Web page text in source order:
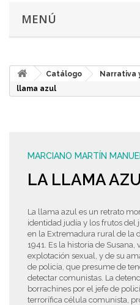
MENÚ
Catálogo Narrativa
llama azul
MARCIANO MARTÍN
LA LLAMA
La llama azul es un retrato
identidad judía y los frutos
en la Extremadura rural de la
1941. Es la historia de
explotación sexual, y de su
de policía, que presume de
detectar comunistas. La
borrachines por el jefe de
terrorífica célula comunista,